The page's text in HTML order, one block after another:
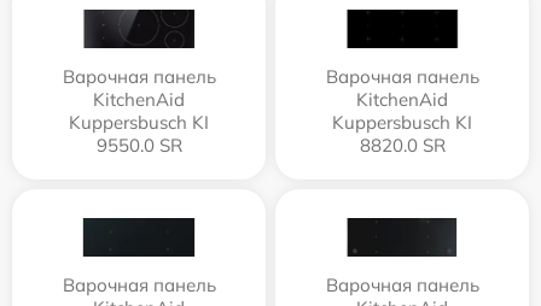
Варочная панель
KitchenAid
Kuppersbusch KI
9550.0 SR
Варочная панель
KitchenAid
Kuppersbusch KI
8820.0 SR
Варочная панель
Варочная панель